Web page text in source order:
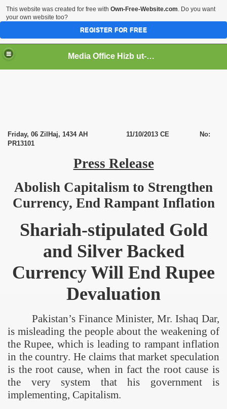
Media Office Hizb ut-Tahrir Pakistan
Friday, 06 ZilHaj, 1434 AH
11/10/2013 CE No:
PR13101
Press Release
Abolish Capitalism to Strengthen
Currency, End Rampant Inflation
Shariah-stipulated Gold
and Silver Backed
Currency Will End Rupee
Devaluation
Pakistan’s Finance Minister, Mr. Ishaq Dar,
is misleading the people about the weakening of
the Rupee, which is leading to rampant inflation
in the country. He claims that market speculation
is the root cause, when in fact the root cause is
the very system that his government is
implementing, Capitalism.
This website was created for free with Own-Free-Website.com. Do you want
your own website too?
REGISTER FOR FREE